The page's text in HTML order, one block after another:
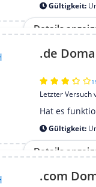
Gültigkeit:
Details
.de
Letzter Versuch
Hat es
Gültigkeit:
Details
.com